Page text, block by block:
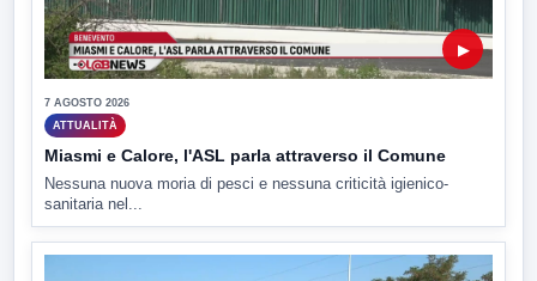
▶
7 AGOSTO 2026
ATTUALITÀ
Miasmi e Calore, l'ASL parla attraverso il Comune
Nessuna nuova moria di pesci e nessuna criticità igienico-
sanitaria nel...